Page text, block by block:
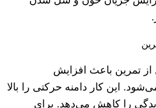
از تمرین باعث افزایش
این کار دامنه حرکتی را بالا
را کاهش می‌دهد. برای